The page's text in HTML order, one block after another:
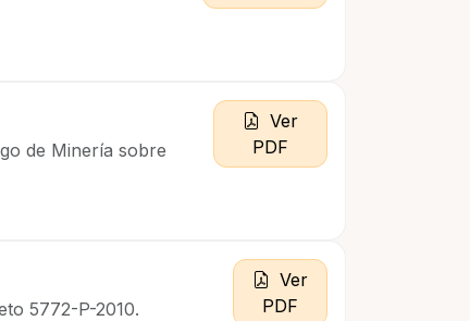
de Minería sobre
Ver
PDF
5772-P-2010.
Ver
PDF